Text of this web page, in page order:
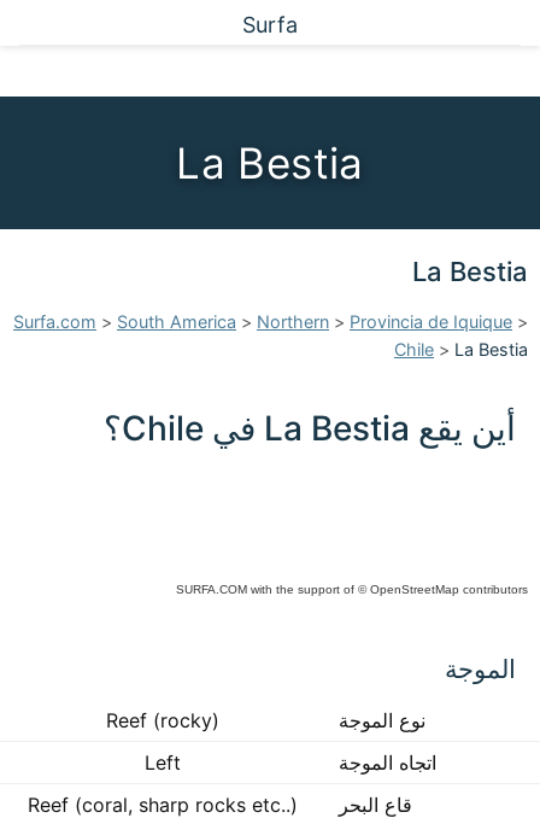
Surfa
La Bestia
La Bestia
Surfa.com > South America > Northern > Provincia de Iquique >
Chile > La Bestia
أين يقع La Bestia في Chile؟
SURFA.COM with the support of © OpenStreetMap contributors
الموجة
نوع الموجة
Reef (rocky)
اتجاه الموجة
Left
قاع البحر
Reef (coral, sharp rocks etc..)